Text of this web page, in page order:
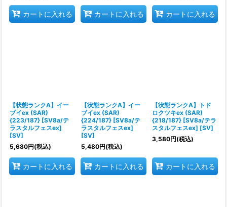
カートに入れる カートに入れる カートに入れる
【状態ランクA】イー
ブイex (SAR)
{223/187} [SV8a/テ
ラスタルフェスex]
[SV]
5,680円(税込)
カートに入れる
【状態ランクA】イー
ブイex (SAR)
{224/187} [SV8a/テ
ラスタルフェスex]
[SV]
5,480円(税込)
カートに入れる
【状態ランクA】トド
ロクツキex (SAR)
{218/187} [SV8a/テラ
スタルフェスex] [SV]
3,580円(税込)
カートに入れる